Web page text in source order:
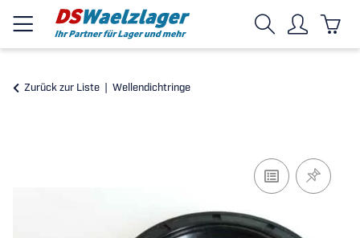
Zurück zur Liste Wellendichtringe